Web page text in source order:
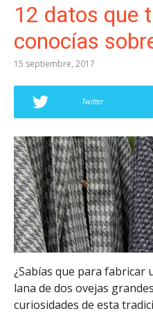
12 datos que
conocías
15 septiembre, 2017
Twitter
¿Sabías que para fabricar
lana de dos ovejas
curiosidades de esta